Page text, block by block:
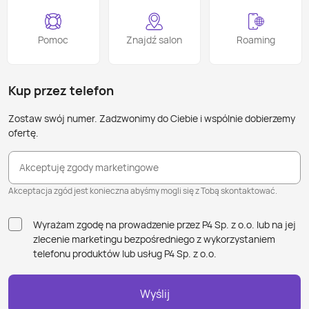
Marka Realme to jeden z najszybciej rozwijających się
producentów urządzeń mobilnych, ceniony za połączenie
nowoczesnych technologii, atrakcyjnego designu i
sobie na co dzień, wspiera intensywny tryb życia i nie
nadwyręża budżetu, Realme w ofercie Play to rozwiązanie
warte uwagi.
Realme – marka stworzona dla
współczesnych użytkowników
funkcje dotąd zarezerwowane dla droższych urządzeń.
Smartfony tej marki wyróżniają się płynnością działania,
wyrazistymi ekranami, pojemnymi bateriami i intuicyjnym
oprogramowaniem. To sprzęt, który daje poczucie
swobody i dopasowuje się do stylu życia użytkownika.
Pomoc Znajdź salon Roaming
Kup przez telefon
Zostaw swój numer. Zadzwonimy do Ciebie i wspólnie dobierzemy
ofertę.
Akceptuję zgody marketingowe
Akceptacja zgód jest konieczna abyśmy mogli się z Tobą skontaktować.
Wyrażam zgodę na prowadzenie przez P4 Sp. z o.o. lub na jej
zlecenie marketingu bezpośredniego z wykorzystaniem
telefonu produktów lub usług P4 Sp. z o.o.
Wyślij